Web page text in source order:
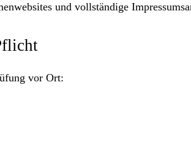
und vollständige
vor Ort: